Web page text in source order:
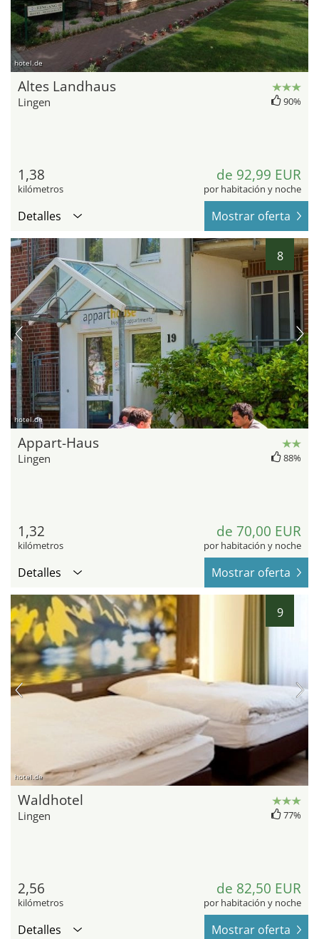
hotel.de
Altes Landhaus
Lingen 90%
1,38
kilómetros
de 92,99 EUR
por habitación y noche
Detalles Mostrar oferta
8
hotel.de
Appart-Haus
Lingen 88%
1,32
kilómetros
de 70,00 EUR
por habitación y noche
Detalles Mostrar oferta
9
hotel.de
Waldhotel
Lingen 77%
2,56
kilómetros
de 82,50 EUR
por habitación y noche
Detalles Mostrar oferta